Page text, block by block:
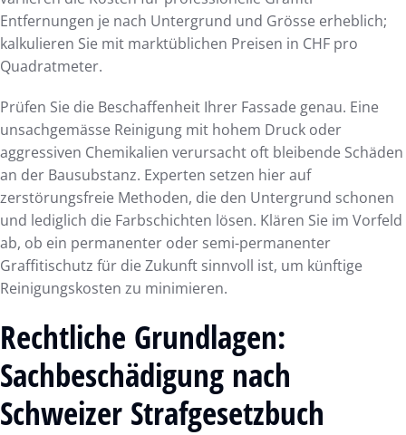
Entfernungen je nach Untergrund und Grösse erheblich;
kalkulieren Sie mit marktüblichen Preisen in CHF pro
Quadratmeter.
Prüfen Sie die Beschaffenheit Ihrer Fassade genau. Eine
unsachgemässe Reinigung mit hohem Druck oder
aggressiven Chemikalien verursacht oft bleibende Schäden
an der Bausubstanz. Experten setzen hier auf
zerstörungsfreie Methoden, die den Untergrund schonen
und lediglich die Farbschichten lösen. Klären Sie im Vorfeld
ab, ob ein permanenter oder semi-permanenter
Graffitischutz für die Zukunft sinnvoll ist, um künftige
Reinigungskosten zu minimieren.
Rechtliche Grundlagen:
Sachbeschädigung nach
Schweizer Strafgesetzbuch